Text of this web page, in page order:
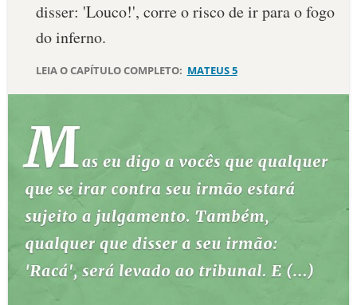
DEVOCIONAL DIÁRIO
ESBOÇOS DE PREGAÇÃO
TEMAS
PERGUNTE À BÍBLIA IA
TERMO BÍBLICO JOGOS
disser: 'Louco!', corre o risco de ir para o fogo
do inferno.
LEIA O CAPÍTULO COMPLETO: MATEUS 5